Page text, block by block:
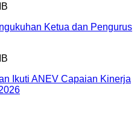
Ketua dan Pengurus
Ikuti ANEV Capaian Kinerja